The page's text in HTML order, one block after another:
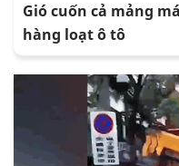
Gió cuốn cả mảng
hàng loạt ô tô